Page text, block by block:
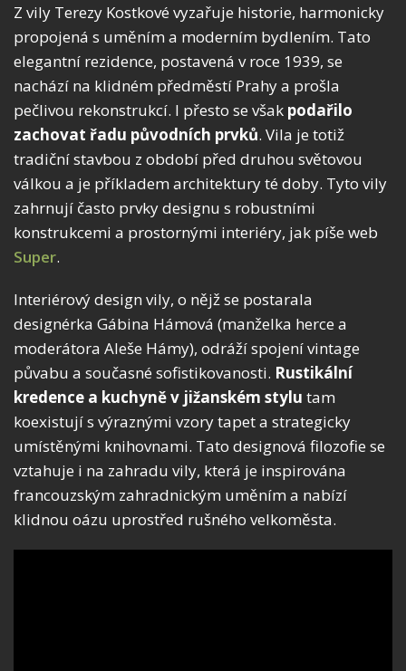
Z vily Terezy Kostkové vyzařuje historie, harmonicky
propojená s uměním a moderním bydlením. Tato
elegantní rezidence, postavená v roce 1939, se
nachází na klidném předměstí Prahy a prošla
pečlivou rekonstrukcí. I přesto se však podařilo
zachovat řadu původních prvků. Vila je totiž
tradiční stavbou z období před druhou světovou
válkou a je příkladem architektury té doby. Tyto vily
zahrnují často prvky designu s robustními
konstrukcemi a prostornými interiéry, jak píše web
Super.
Interiérový design vily, o nějž se postarala
designérka Gábina Hámová (manželka herce a
moderátora Aleše Hámy), odráží spojení vintage
půvabu a současné sofistikovanosti. Rustikální
kredence a kuchyně v jižanském stylu tam
koexistují s výraznými vzory tapet a strategicky
umístěnými knihovnami. Tato designová filozofie se
vztahuje i na zahradu vily, která je inspirována
francouzským zahradnickým uměním a nabízí
klidnou oázu uprostřed rušného velkoměsta.